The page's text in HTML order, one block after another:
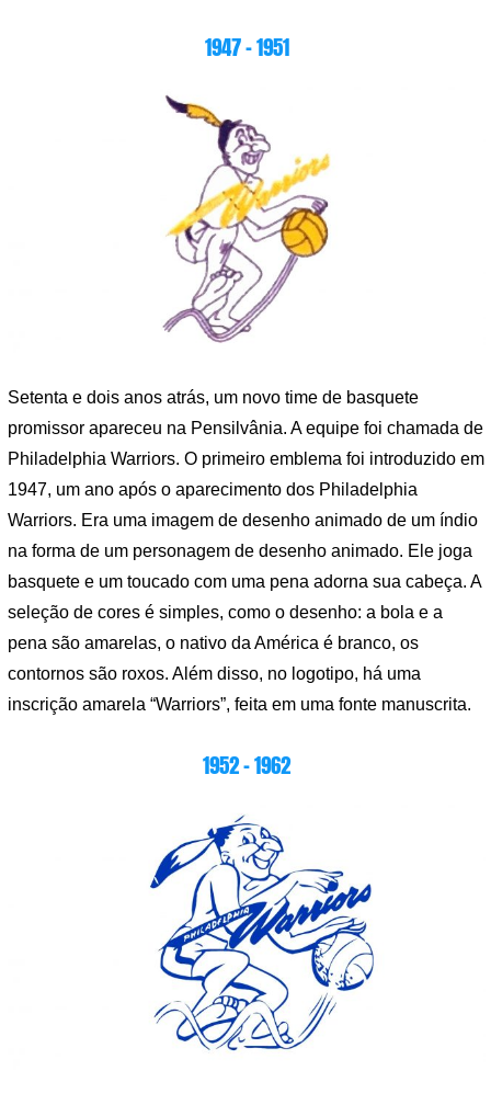
1947 – 1951
Setenta e dois anos atrás, um novo time de basquete
promissor apareceu na Pensilvânia. A equipe foi chamada de
Philadelphia Warriors. O primeiro emblema foi introduzido em
1947, um ano após o aparecimento dos Philadelphia
Warriors. Era uma imagem de desenho animado de um índio
na forma de um personagem de desenho animado. Ele joga
basquete e um toucado com uma pena adorna sua cabeça. A
seleção de cores é simples, como o desenho: a bola e a
pena são amarelas, o nativo da América é branco, os
contornos são roxos. Além disso, no logotipo, há uma
inscrição amarela “Warriors”, feita em uma fonte manuscrita.
1952 – 1962